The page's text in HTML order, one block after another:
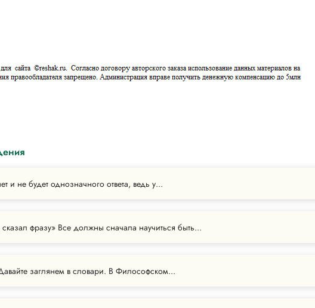
и не будет однозначного ответа, ведь у...
фразу» Все должны сначала научиться быть...
заглянем в словари. В Философском...